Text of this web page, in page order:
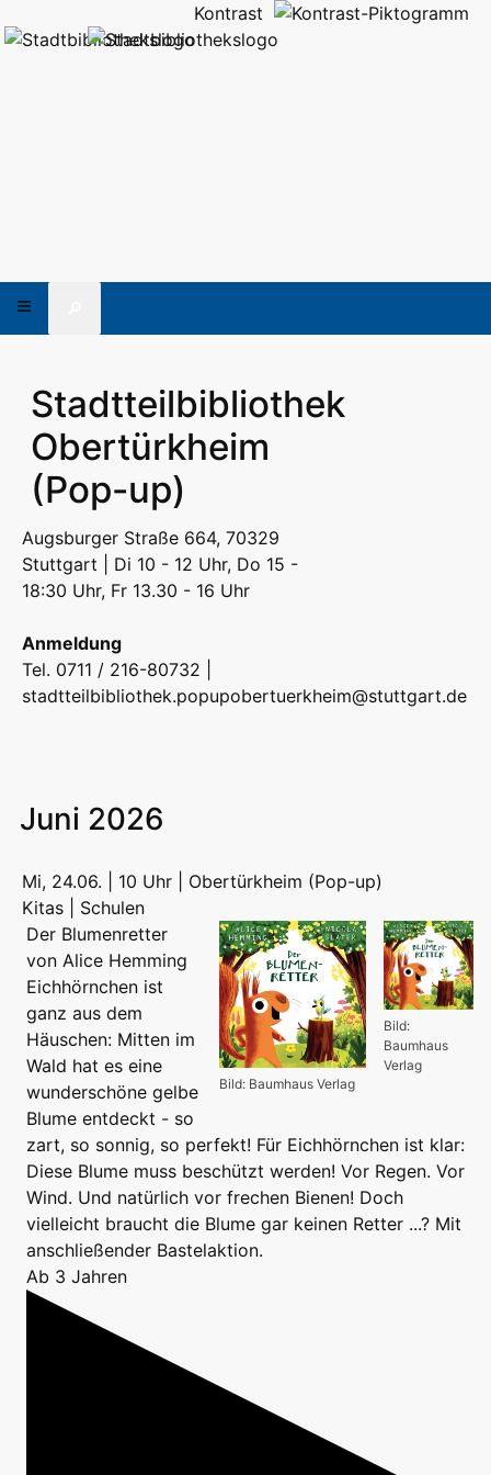
Kontrast
Stadtteilbibliothek
Obertürkheim
(Pop-up)
Augsburger Straße 664, 70329
Stuttgart | Di 10 - 12 Uhr, Do 15 -
18:30 Uhr, Fr 13.30 - 16 Uhr
Anmeldung
Tel. 0711 / 216-80732 |
stadtteilbibliothek.popupobertuerkheim@stuttgart.de
Juni 2026
Mi, 24.06. | 10 Uhr | Obertürkheim (Pop-up)
Kitas | Schulen
Bild:
Baumhaus
Verlag
Bild: Baumhaus Verlag
Der Blumenretter
von Alice Hemming
Eichhörnchen ist
ganz aus dem
Häuschen: Mitten im
Wald hat es eine
wunderschöne gelbe
Blume entdeckt - so
zart, so sonnig, so perfekt! Für Eichhörnchen ist klar:
Diese Blume muss beschützt werden! Vor Regen. Vor
Wind. Und natürlich vor frechen Bienen! Doch
vielleicht braucht die Blume gar keinen Retter ...? Mit
anschließender Bastelaktion.
Ab 3 Jahren